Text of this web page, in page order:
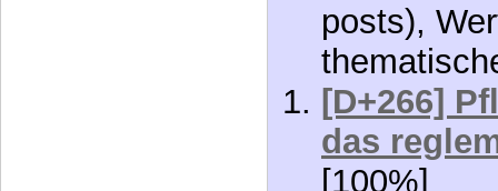
Ähnliche
posts),
[D+266]